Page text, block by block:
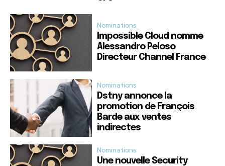
Nominations
Impossible Cloud nomme
Alessandro Peloso
Directeur Channel France
Nominations
Dstny annonce la
promotion de François
Barde aux ventes
indirectes
Nominations
Une nouvelle Security